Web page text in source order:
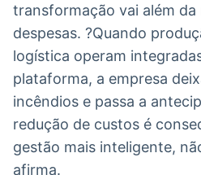
transformação vai além
despesas. ?Quando
logística operam
plataforma, a empresa
incêndios e passa a
redução de custos é
gestão mais inteligente,
afirma.